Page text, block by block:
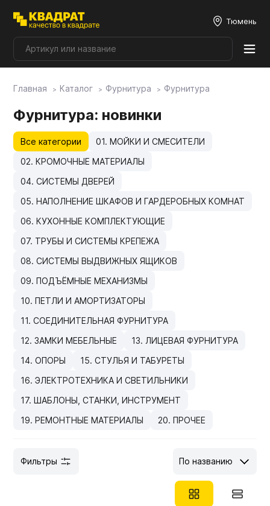
Тюмень
Плитные материалы
Фурнитура
Фасады
Мебельные образцы, каталоги
Главная Каталог Фурнитура Фурнитура
Фурнитура: новинки
Все категории
01. МОЙКИ И СМЕСИТЕЛИ
02. КРОМОЧНЫЕ МАТЕРИАЛЫ
04. СИСТЕМЫ ДВЕРЕЙ
05. НАПОЛНЕНИЕ ШКАФОВ И ГАРДЕРОБНЫХ КОМНАТ
06. КУХОННЫЕ КОМПЛЕКТУЮЩИЕ
07. ТРУБЫ И СИСТЕМЫ КРЕПЕЖА
08. СИСТЕМЫ ВЫДВИЖНЫХ ЯЩИКОВ
09. ПОДЪЁМНЫЕ МЕХАНИЗМЫ
10. ПЕТЛИ И АМОРТИЗАТОРЫ
11. СОЕДИНИТЕЛЬНАЯ ФУРНИТУРА
12. ЗАМКИ МЕБЕЛЬНЫЕ
13. ЛИЦЕВАЯ ФУРНИТУРА
14. ОПОРЫ
15. СТУЛЬЯ И ТАБУРЕТЫ
16. ЭЛЕКТРОТЕХНИКА И СВЕТИЛЬНИКИ
17. ШАБЛОНЫ, СТАНКИ, ИНСТРУМЕНТ
19. РЕМОНТНЫЕ МАТЕРИАЛЫ
20. ПРОЧЕЕ
По названию
Фильтры